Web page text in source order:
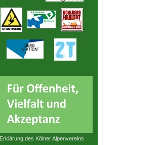
Erklärung des Kölner Alpenvereins